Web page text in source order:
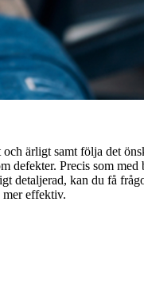
ärligt samt följa det
defekter. Precis som med
detaljerad, kan du få
mer effektiv.